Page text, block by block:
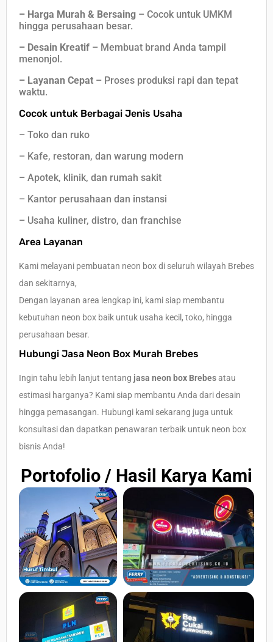
– Harga Murah & Bersaing – Cocok untuk UMKM
hingga perusahaan besar.
– Desain Kreatif – Membuat brand Anda tampil
menonjol.
– Layanan Cepat – Proses produksi rapi dan tepat
waktu.
Cocok untuk Berbagai Jenis Usaha
– Toko dan ruko
– Kafe, restoran, dan warung modern
– Apotek, klinik, dan rumah sakit
– Kantor perusahaan dan instansi
– Usaha kuliner, distro, dan franchise
Area Layanan
Kami melayani pembuatan neon box di seluruh wilayah Brebes
dan sekitarnya,
Dengan layanan area lengkap ini, kami siap membantu
kebutuhan neon box baik untuk usaha kecil, toko, hingga
perusahaan besar.
Hubungi Jasa Neon Box Murah Brebes
Ingin tahu lebih lanjut tentang jasa neon box Brebesatau
estimasi harganya? Kami siap membantu Anda dari desain
hingga pemasangan. Hubungi kami sekarang juga untuk
konsultasi dan dapatkan penawaran terbaik untuk neon box
bisnis Anda!
Portofolio / Hasil Karya Kami